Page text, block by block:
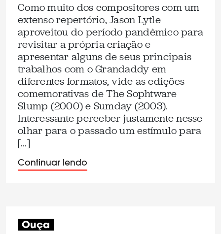
Como muito dos compositores com um
extenso repertório, Jason Lytle
aproveitou do período pandêmico para
revisitar a própria criação e
apresentar alguns de seus principais
trabalhos com o Grandaddy em
diferentes formatos, vide as edições
comemorativas de The Sophtware
Slump (2000) e Sumday (2003).
Interessante perceber justamente nesse
olhar para o passado um estímulo para
[…]
Continuar lendo
Ouça